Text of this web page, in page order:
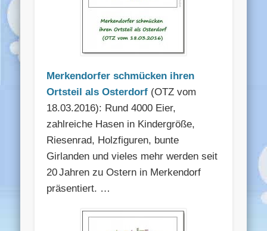
Merkendorfer schmücken ihren
Ortsteil als Osterdorf (OTZ vom
18.03.2016): Rund 4000 Eier,
zahlreiche Hasen in Kindergröße,
Riesenrad, Holzfiguren, bunte
Girlanden und vieles mehr werden seit
20 Jahren zu Ostern in Merkendorf
präsentiert. …